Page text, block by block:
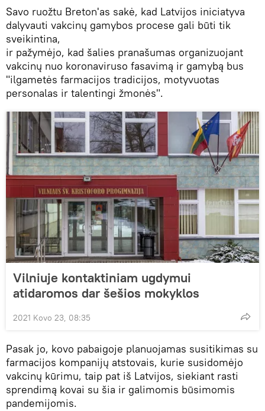
Savo ruožtu Breton'as sakė, kad Latvijos iniciatyva
dalyvauti vakcinų gamybos procese gali būti tik
sveikintina,
ir pažymėjo, kad šalies pranašumas organizuojant
vakcinų nuo koronaviruso fasavimą ir gamybą bus
"ilgametės farmacijos tradicijos, motyvuotas
personalas ir talentingi žmonės".
Vilniuje kontaktiniam ugdymui
atidaromos dar šešios mokyklos
2021 Kovo 23, 08:35
Pasak jo, kovo pabaigoje planuojamas susitikimas su
farmacijos kompanijų atstovais, kurie susidomėjo
vakcinų kūrimu, taip pat iš Latvijos, siekiant rasti
sprendimą kovai su šia ir galimomis būsimomis
pandemijomis.